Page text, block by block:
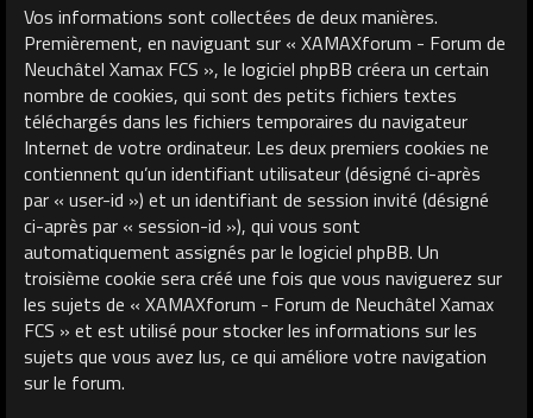
Vos informations sont collectées de deux manières.
Premièrement, en naviguant sur « XAMAXforum - Forum de
Neuchâtel Xamax FCS », le logiciel phpBB créera un certain
nombre de cookies, qui sont des petits fichiers textes
téléchargés dans les fichiers temporaires du navigateur
Internet de votre ordinateur. Les deux premiers cookies ne
contiennent qu’un identifiant utilisateur (désigné ci-après
par « user-id ») et un identifiant de session invité (désigné
ci-après par « session-id »), qui vous sont
automatiquement assignés par le logiciel phpBB. Un
troisième cookie sera créé une fois que vous naviguerez sur
les sujets de « XAMAXforum - Forum de Neuchâtel Xamax
FCS » et est utilisé pour stocker les informations sur les
sujets que vous avez lus, ce qui améliore votre navigation
sur le forum.